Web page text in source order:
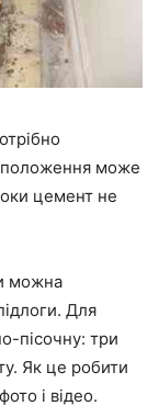
положення може
цемент не
можна
Для
пісочну: три
Як це робити
і відео.